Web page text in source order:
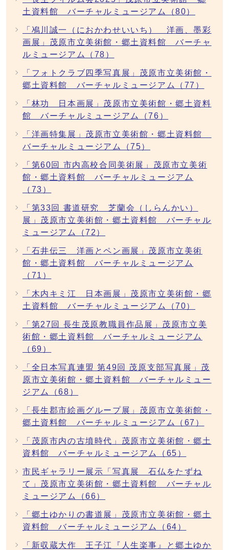
土資料館 バーチャルミュージアム（80）
「鳰川誠一（におかわせいいち） 洋画、墨彩
画展」茂原市立美術館・郷土資料館 バーチャ
ルミュージアム（78）
「フォトクラブ四季写真展」茂原市立美術館・
郷土資料館 バーチャルミュージアム（77）
「林功 日本画展」茂原市立美術館・郷土資料
館 バーチャルミュージアム（76）
「洋画特集展」茂原市立美術館・郷土資料館
バーチャルミュージアム（75）
「第60回 市内高校合同美術展」茂原市立美術
館・郷土資料館 バーチャルミュージアム
（73）
「第33回 書道研究 芝蘭会（しらんかい）
展」茂原市立美術館・郷土資料館 バーチャル
ミュージアム（72）
「石井伝三 洋画とペン画展」茂原市立美術
館・郷土資料館 バーチャルミュージアム
（71）
「木内キミ江 日本画展」茂原市立美術館・郷
土資料館 バーチャルミュージアム（70）
「第27回 長生茂原教職員作品展」茂原市立美
術館・郷土資料館 バーチャルミュージアム
（69）
「全日本写真連盟 第49回 茂原支部写真展」茂
原市立美術館・郷土資料館 バーチャルミュー
ジアム（68）
「長生郡市絵画グループ展」茂原市立美術館・
郷土資料館 バーチャルミュージアム（67）
「茂原市内の古墳時代」茂原市立美術館・郷土
資料館 バーチャルミュージアム（65）
市民ギャラリー展示「写真展 石仏をたずね
て」茂原市立美術館・郷土資料館 バーチャル
ミュージアム（66）
「郷土ゆかりの書道展」茂原市立美術館・郷土
資料館 バーチャルミュージアム（64）
「新収蔵大作 王子江『人生楽事』と郷土ゆか